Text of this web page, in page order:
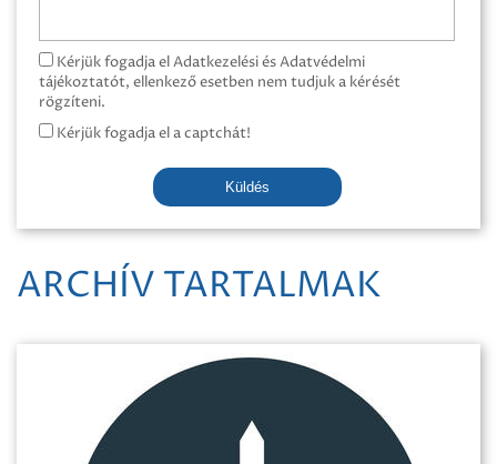
Kérjük fogadja el Adatkezelési és Adatvédelmi
tájékoztatót, ellenkező esetben nem tudjuk a kérését
rögzíteni.
Kérjük fogadja el a captchát!
Küldés
ARCHÍV TARTALMAK